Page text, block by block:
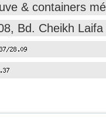
& containers
Bd. Cheikh Laifa